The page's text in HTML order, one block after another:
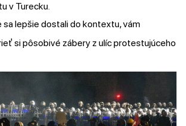
v Turecku.
sa lepšie dostali do kontextu, vám
si pôsobivé zábery z ulíc protestujúceho